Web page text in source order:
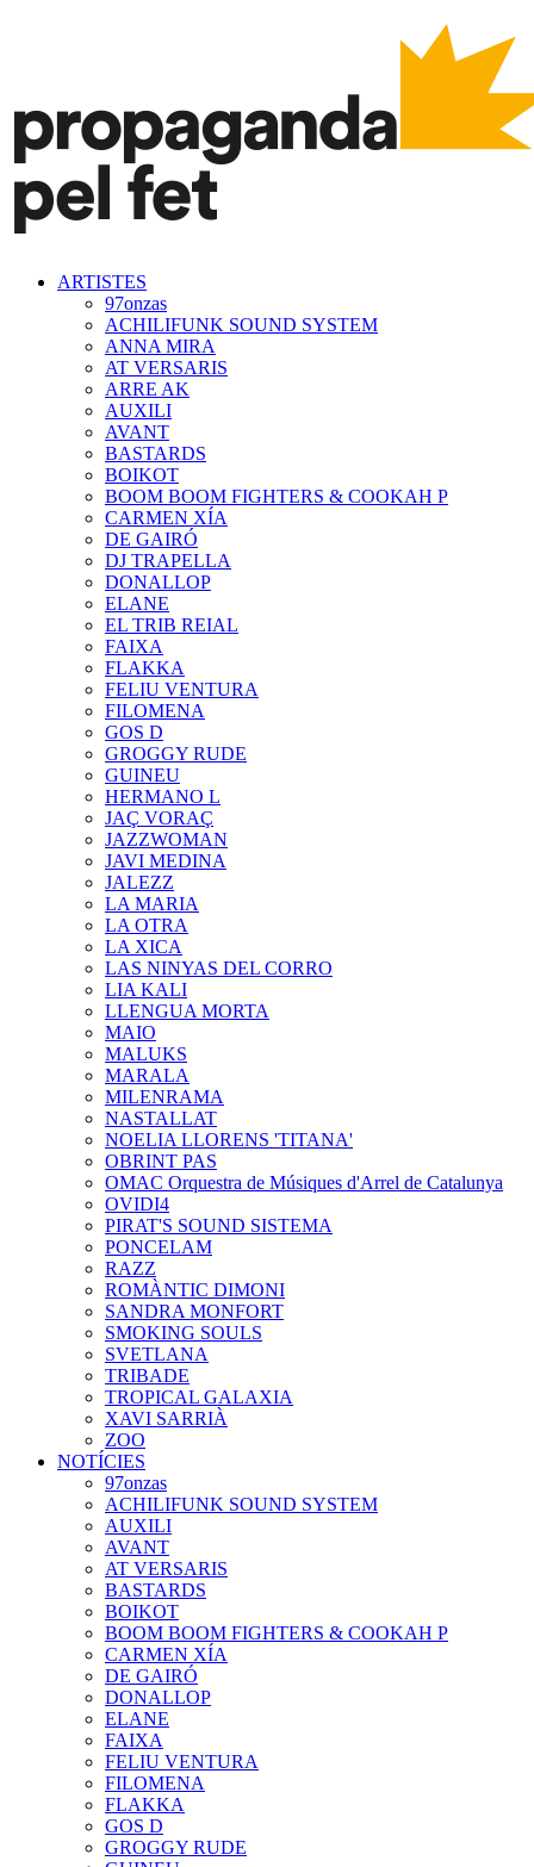
ARTISTES
97onzas
ACHILIFUNK SOUND SYSTEM
ANNA MIRA
AT VERSARIS
ARRE AK
AUXILI
AVANT
BASTARDS
BOIKOT
BOOM BOOM FIGHTERS & COOKAH P
CARMEN XÍA
DE GAIRÓ
DJ TRAPELLA
DONALLOP
ELANE
EL TRIB REIAL
FAIXA
FLAKKA
FELIU VENTURA
FILOMENA
GOS D
GROGGY RUDE
GUINEU
HERMANO L
JAÇ VORAÇ
JAZZWOMAN
JAVI MEDINA
JALEZZ
LA MARIA
LA OTRA
LA XICA
LAS NINYAS DEL CORRO
LIA KALI
LLENGUA MORTA
MAIO
MALUKS
MARALA
MILENRAMA
NASTALLAT
NOELIA LLORENS 'TITANA'
OBRINT PAS
OMAC Orquestra de Músiques d'Arrel de Catalunya
OVIDI4
PIRAT'S SOUND SISTEMA
PONCELAM
RAZZ
ROMÀNTIC DIMONI
SANDRA MONFORT
SMOKING SOULS
SVETLANA
TRIBADE
TROPICAL GALAXIA
XAVI SARRIÀ
ZOO
NOTÍCIES
97onzas
ACHILIFUNK SOUND SYSTEM
AUXILI
AVANT
AT VERSARIS
BASTARDS
BOIKOT
BOOM BOOM FIGHTERS & COOKAH P
CARMEN XÍA
DE GAIRÓ
DONALLOP
ELANE
FAIXA
FELIU VENTURA
FILOMENA
FLAKKA
GOS D
GROGGY RUDE